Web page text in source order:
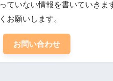
ていない情報を書いていきま
お願いします。
お問い合わせ